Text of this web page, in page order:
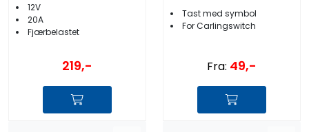
12V
20A
Fjærbelastet
219,-
Tast med symbol
For Carlingswitch
Fra: 49,-